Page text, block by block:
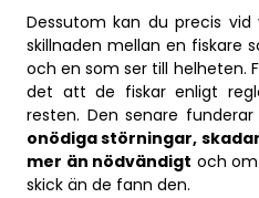
Dessutom kan du precis
skillnaden mellan en fiskare
och en som ser till helheten.
det att de fiskar enligt
resten. Den senare
onödiga störningar,
mer än nödvändigt och
skick än de fann den.